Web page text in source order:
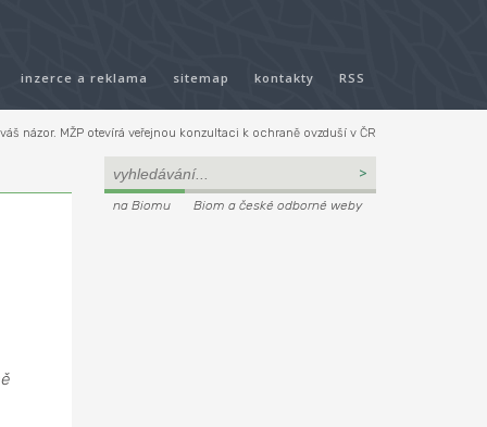
inzerce a reklama sitemap kontakty RSS
názor. MŽP otevírá veřejnou konzultaci k ochraně ovzduší v ČR
na Biomu Biom a české odborné weby